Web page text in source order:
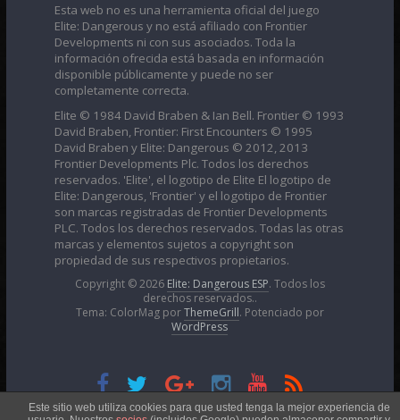
Esta web no es una herramienta oficial del juego
Elite: Dangerous y no está afiliado con Frontier
Developments ni con sus asociados. Toda la
información ofrecida está basada en información
disponible públicamente y puede no ser
completamente correcta.
Elite © 1984 David Braben & Ian Bell. Frontier © 1993
David Braben, Frontier: First Encounters © 1995
David Braben y Elite: Dangerous © 2012, 2013
Frontier Developments Plc. Todos los derechos
reservados. 'Elite', el logotipo de Elite El logotipo de
Elite: Dangerous, 'Frontier' y el logotipo de Frontier
son marcas registradas de Frontier Developments
PLC. Todos los derechos reservados. Todas las otras
marcas y elementos sujetos a copyright son
propiedad de sus respectivos propietarios.
Copyright © 2026 Elite: Dangerous ESP. Todos los
derechos reservados..
Tema: ColorMag porThemeGrill. Potenciado por
WordPress
Esta obra está bajo unaLicencia Creative Commons
Este sitio web utiliza cookies para que usted tenga la mejor experiencia de